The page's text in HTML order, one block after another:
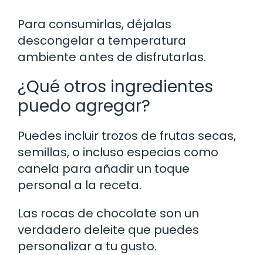
Para consumirlas, déjalas
descongelar a temperatura
ambiente antes de disfrutarlas.
¿Qué otros ingredientes
puedo agregar?
Puedes incluir trozos de frutas secas,
semillas, o incluso especias como
canela para añadir un toque
personal a la receta.
Las rocas de chocolate son un
verdadero deleite que puedes
personalizar a tu gusto.